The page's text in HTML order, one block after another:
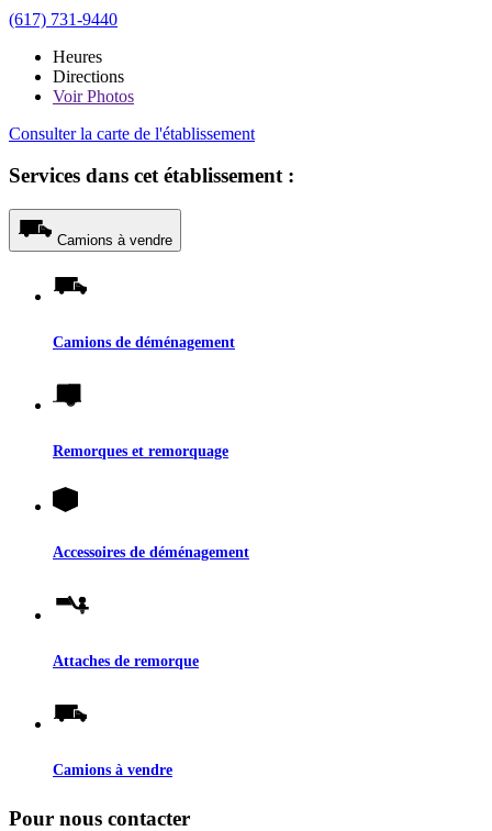
(617) 731-9440
Heures
Directions
VoirPhotos
Consulter la carte de l'établissement
Services dans cet établissement :
Camions à vendre
Camions de déménagement
Remorques et remorquage
Accessoires de déménagement
Attaches de remorque
Camions à vendre
Pour nous contacter